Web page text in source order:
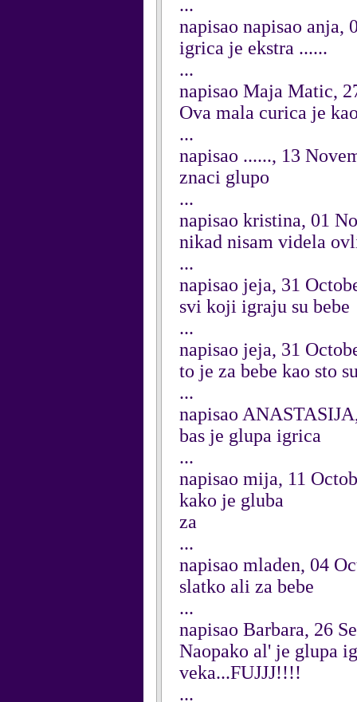
...
napisao napisao anja,
igrica je ekstra ......
...
napisao Maja Matic,
Ova mala curica je
...
napisao ......, 13
znaci glupo
...
napisao kristina, 01
nikad nisam videla
...
napisao jeja, 31
svi koji igraju su bebe
...
napisao jeja, 31
to je za bebe kao sto
...
napisao
bas je glupa igrica
...
napisao mija, 11
kako je gluba
za
...
napisao mladen, 04
slatko ali za bebe
...
napisao Barbara, 26
Naopako al' je glupa
veka...FUJJJ!!!!
...